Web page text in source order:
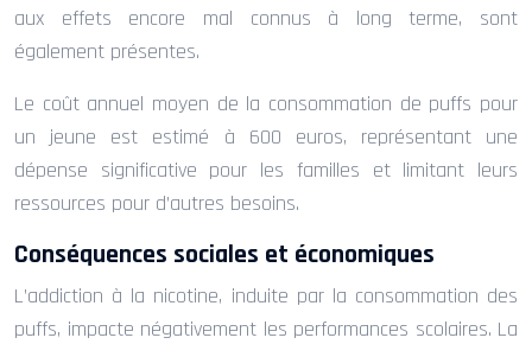
aux effets encore mal connus à long terme, sont
également présentes.
Le coût annuel moyen de la consommation de puffs pour
un jeune est estimé à 600 euros, représentant une
dépense significative pour les familles et limitant leurs
ressources pour d’autres besoins.
Conséquences sociales et économiques
L’addiction à la nicotine, induite par la consommation des
puffs, impacte négativement les performances scolaires. La